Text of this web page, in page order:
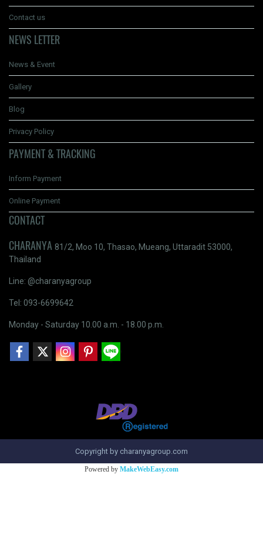
Contact us
NEWS LETTER
News & Event
Gallery
Blog
Privacy Policy
PAYMENT & TRACKING
Inform Payment
Online Payment
CONTACT
CHARANYA 81/2, Moo 10, Thasao, Mueang, Uttaradit 53000,
Thailand
Line: @charanyagroup
Tel: 093-6699642
Monday - Saturday 10.00 a.m. - 18.00 p.m.
Copyright by charanyagroup.com
Powered by MakeWebEasy.com